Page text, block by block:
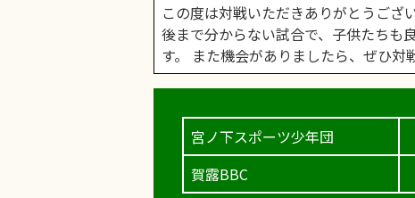
この度は対戦いただきありがとうござ
後まで分からない試合で、子供たちも
す。 また機会がありましたら、ぜひ対
宮ノ下スポーツ少年団
賀露BBC